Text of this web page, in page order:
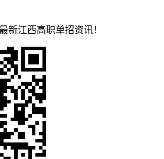
新江西高职单招资讯！